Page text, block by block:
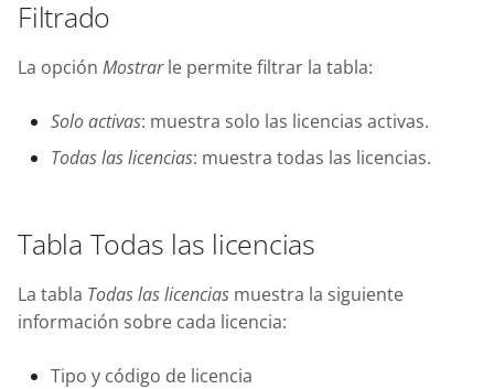
Filtrado
La opción Mostrarle permite filtrar la tabla:
Solo activas: muestra solo las licencias activas.
Todas las licencias: muestra todas las licencias.
Tabla Todas las licencias
La tabla Todas las licencias muestra la siguiente
información sobre cada licencia:
Tipo y código de licencia